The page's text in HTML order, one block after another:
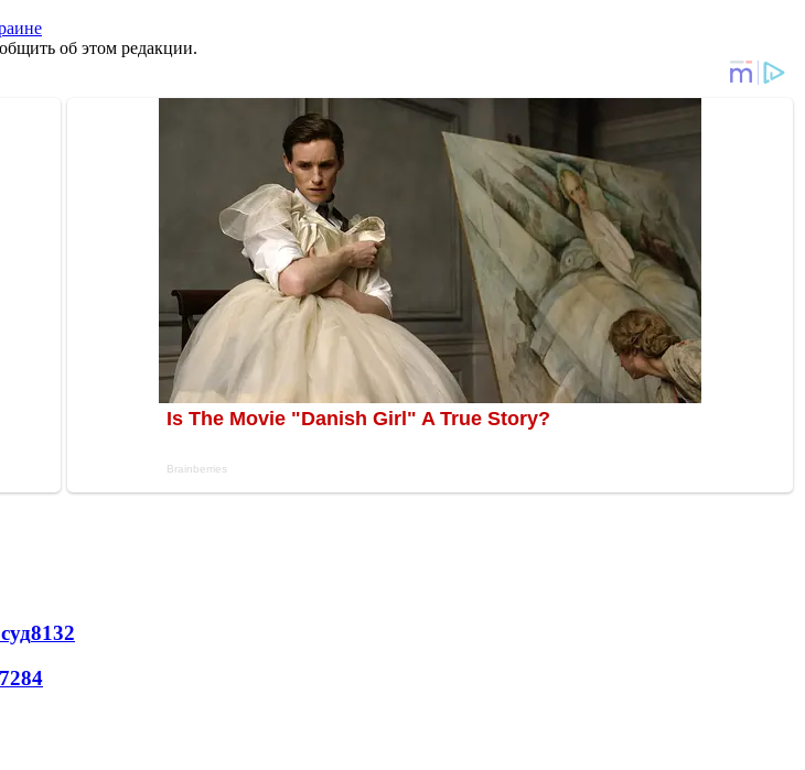
об этом редакции.
8132
7284